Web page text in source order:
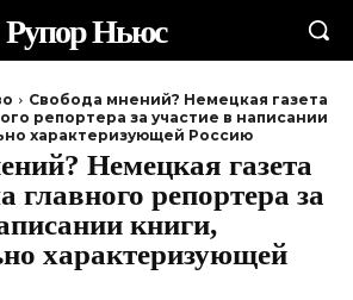
Рупор Ньюс
Свобода мнений? Немецкая газета
репортера за участие в написании
характеризующей Россию
Немецкая газета
главного репортера за
книги,
характеризующей